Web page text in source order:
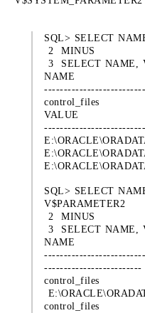
SQL> SELECT
2 MINUS
3 SELECT NAME,
VALUE
SQL> SELECT
V$PARAMETER2
2 MINUS
3 SELECT NAME,
NAME
-------------------------